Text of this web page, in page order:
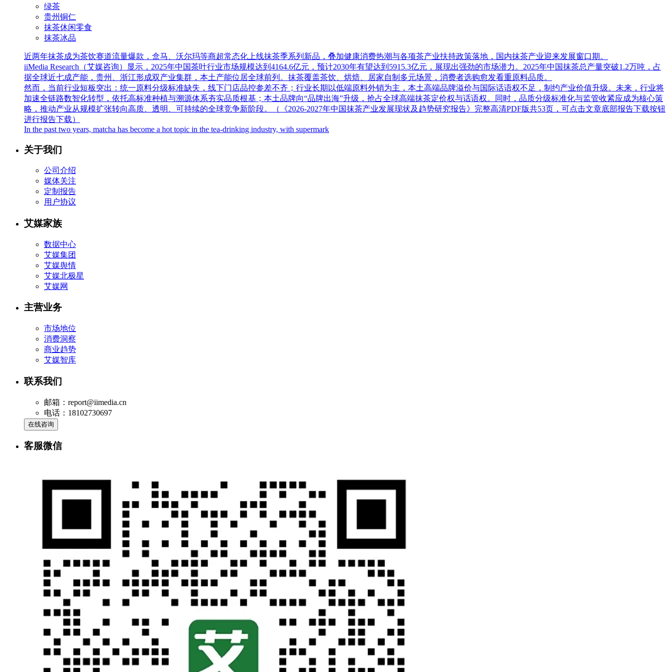
绿茶
贵州铜仁
抹茶休闲零食
抹茶冰品
近两年抹茶成为茶饮赛道流量爆款，盒马、沃尔玛等商超常态化上线抹茶季系列新品，叠加健康消费热潮与各项茶产业扶持政策落地，国内抹茶产业迎来发展窗口期。
iiMedia Research（艾媒咨询）显示，2025年中国茶叶行业市场规模达到4164.6亿元，预计2030年有望达到5915.3亿元，展现出强劲的市场潜力。2025年中国抹茶总产量突破1.2万吨，占
据全球近七成产能，贵州、浙江形成双产业集群，本土产能位居全球前列。抹茶覆盖茶饮、烘焙、居家自制多元场景，消费者选购愈发看重原料品质。
然而，当前行业短板突出：统一原料分级标准缺失，线下门店品控参差不齐；行业长期以低端原料外销为主，本土高端品牌溢价与国际话语权不足，制约产业价值升级。未来，行业将
加速全链路数智化转型，依托高标准种植与溯源体系夯实品质根基；本土品牌向“品牌出海”升级，抢占全球高端抹茶定价权与话语权。同时，品质分级标准化与监管收紧应成为核心策
略，推动产业从规模扩张转向高质、透明、可持续的全球竞争新阶段。（《2026-2027年中国抹茶产业发展现状及趋势研究报告》完整高清PDF版共53页，可点击文章底部报告下载按钮
进行报告下载）
In the past two years, matcha has become a hot topic in the tea-drinking industry, with supermark
关于我们
公司介绍
媒体关注
定制报告
用户协议
艾媒家族
数据中心
艾媒集团
艾媒舆情
艾媒北极星
艾媒网
主营业务
市场地位
消费洞察
商业趋势
艾媒智库
联系我们
邮箱：report@iimedia.cn
电话：18102730697
在线咨询
客服微信